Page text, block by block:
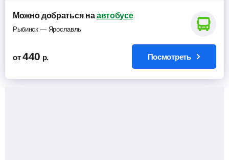
Можно добраться наавтобусе
Рыбинск — Ярославль
от440 р. Посмотреть